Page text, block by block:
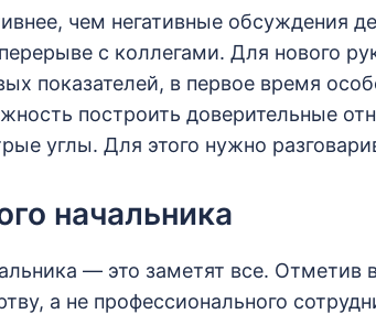
чем негативные обсуждения
с коллегами. Для нового
показателей, в первое время
построить доверительные
углы. Для этого нужно
начальника
— это заметят все.
а не профессионального